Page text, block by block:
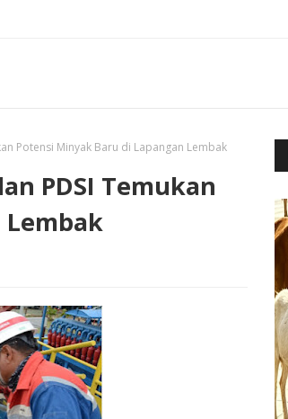
Potensi Minyak Baru di Lapangan Lembak
PDSI Temukan